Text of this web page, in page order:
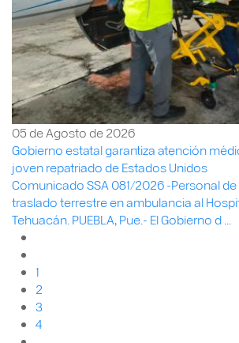
05 de Agosto de 2026
Gobierno estatal garantiza atención
joven repatriado de Estados Unidos
Comunicado SSA 081/2026 -Personal de
traslado terrestre en ambulancia al
Tehuacán. PUEBLA, Pue.- El Gobierno d ...
1
2
3
4